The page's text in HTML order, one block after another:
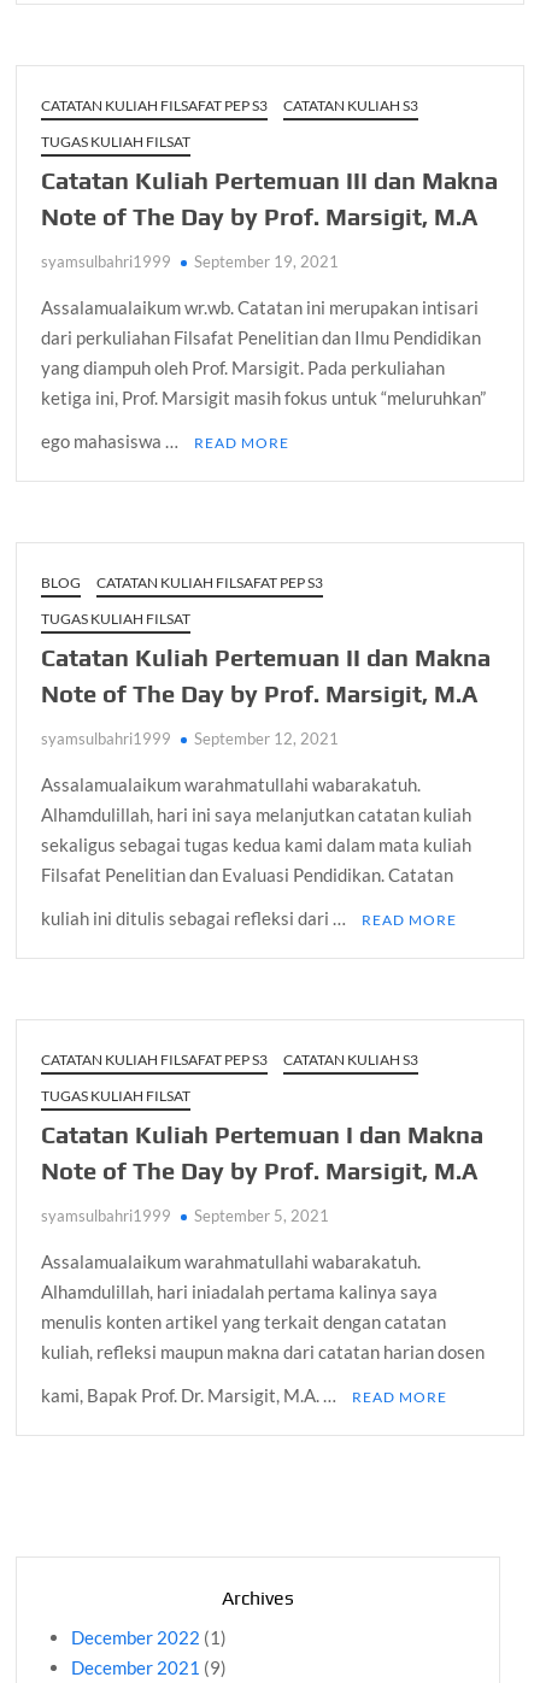
CATATAN KULIAH FILSAFAT PEP S3
CATATAN KULIAH S3
TUGAS KULIAH FILSAT
Catatan Kuliah Pertemuan III dan Makna
Note of The Day by Prof. Marsigit, M.A
syamsulbahri1999 September 19, 2021
Assalamualaikum wr.wb. Catatan ini merupakan intisari
dari perkuliahan Filsafat Penelitian dan Ilmu Pendidikan
yang diampuh oleh Prof. Marsigit. Pada perkuliahan
ketiga ini, Prof. Marsigit masih fokus untuk “meluruhkan”
ego mahasiswa …
READ MORE
BLOG
CATATAN KULIAH FILSAFAT PEP S3
TUGAS KULIAH FILSAT
Catatan Kuliah Pertemuan II dan Makna
Note of The Day by Prof. Marsigit, M.A
syamsulbahri1999 September 12, 2021
Assalamualaikum warahmatullahi wabarakatuh.
Alhamdulillah, hari ini saya melanjutkan catatan kuliah
sekaligus sebagai tugas kedua kami dalam mata kuliah
Filsafat Penelitian dan Evaluasi Pendidikan. Catatan
kuliah ini ditulis sebagai refleksi dari …
READ MORE
CATATAN KULIAH FILSAFAT PEP S3
CATATAN KULIAH S3
TUGAS KULIAH FILSAT
Catatan Kuliah Pertemuan I dan Makna
Note of The Day by Prof. Marsigit, M.A
syamsulbahri1999 September 5, 2021
Assalamualaikum warahmatullahi wabarakatuh.
Alhamdulillah, hari iniadalah pertama kalinya saya
menulis konten artikel yang terkait dengan catatan
kuliah, refleksi maupun makna dari catatan harian dosen
kami, Bapak Prof. Dr. Marsigit, M.A. …
READ MORE
Archives
December 2022 (1)
December 2021 (9)